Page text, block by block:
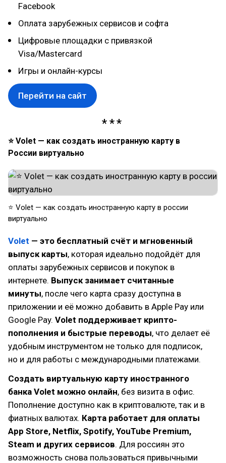
Facebook
Оплата зарубежных сервисов и софта
Цифровые площадки с привязкой
Visa/Mastercard
Игры и онлайн-курсы
Перейти на сайт
⭐ Volet — как создать иностранную карту в
России виртуально
⭐ Volet — как создать иностранную карту в россии
виртуально
Volet — это бесплатный счёт и мгновенный
выпуск карты, которая идеально подойдёт для
оплаты зарубежных сервисов и покупок в
интернете. Выпуск занимает считанные
минуты, после чего карта сразу доступна в
приложении и её можно добавить в Apple Pay или
Google Pay. Volet поддерживает крипто-
пополнения и быстрые переводы, что делает её
удобным инструментом не только для подписок,
но и для работы с международными платежами.
Создать виртуальную карту иностранного
банка Volet можно онлайн, без визита в офис.
Пополнение доступно как в криптовалюте, так и в
фиатных валютах. Карта работает для оплаты
App Store, Netflix, Spotify, YouTube Premium,
Steam и других сервисов. Для россиян это
возможность снова пользоваться привычными